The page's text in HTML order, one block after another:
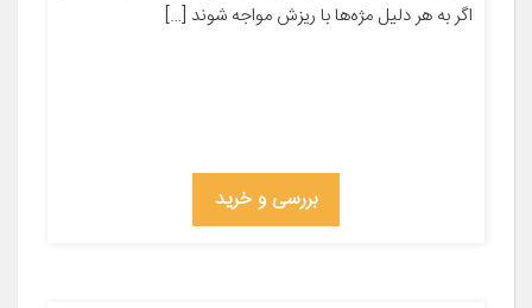
اگر به هر دلیل مژه‌ها با ریزش مواجه شوند […]
بررسی و خرید